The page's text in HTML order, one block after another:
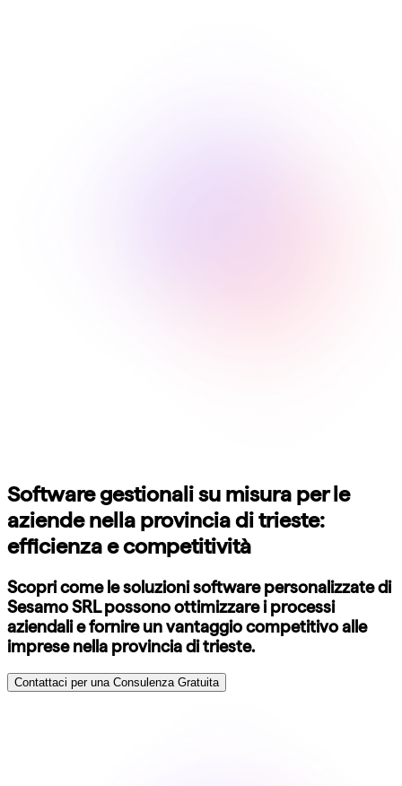
Software gestionali su misura per le
aziende nella provincia di trieste:
efficienza e competitività
Scopri come le soluzioni software personalizzate di
Sesamo SRL possono ottimizzare i processi
aziendali e fornire un vantaggio competitivo alle
imprese nella provincia di trieste.
Contattaci per una Consulenza Gratuita